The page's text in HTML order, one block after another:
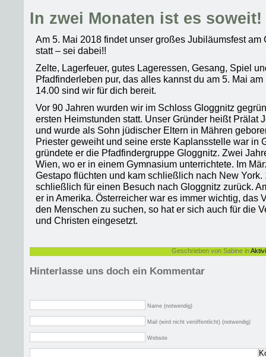
In zwei Monaten ist es soweit!
Am 5. Mai 2018 findet unser großes Jubiläumsfest am
statt – sei dabei!!
Zelte, Lagerfeuer, gutes Lageressen, Gesang, Spiel
Pfadfinderleben pur, das alles kannst du am 5. Mai
14.00 sind wir für dich bereit.
Vor 90 Jahren wurden wir im Schloss Gloggnitz
ersten Heimstunden statt. Unser Gründer heißt Prälat
und wurde als Sohn jüdischer Eltern in Mähren
Priester geweiht und seine erste Kaplansstelle war in
gründete er die Pfadfindergruppe Gloggnitz. Zwei
Wien, wo er in einem Gymnasium unterrichtete. Im
Gestapo flüchten und kam schließlich nach New York.
schließlich für einen Besuch nach Gloggnitz zurück.
er in Amerika. Österreicher war es immer wichtig, das
den Menschen zu suchen, so hat er sich auch für die
und Christen eingesetzt.
Geschrieben von Sabine in
Hinterlasse uns doch ein Kommentar
Name (notwendig)
Mail (wird nicht veröffentlicht) (notwendig)
Website